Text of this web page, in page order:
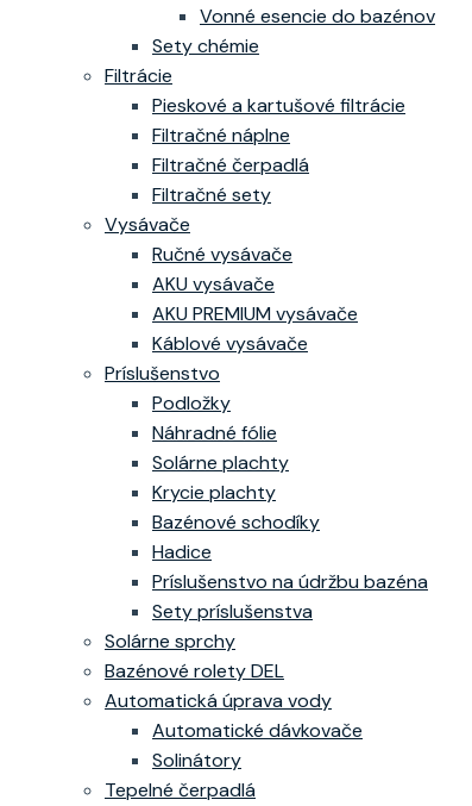
Vonné esencie do bazénov
Sety chémie
Filtrácie
Pieskové a kartušové filtrácie
Filtračné náplne
Filtračné čerpadlá
Filtračné sety
Vysávače
Ručné vysávače
AKU vysávače
AKU PREMIUM vysávače
Káblové vysávače
Príslušenstvo
Podložky
Náhradné fólie
Solárne plachty
Krycie plachty
Bazénové schodíky
Hadice
Príslušenstvo na údržbu bazéna
Sety príslušenstva
Solárne sprchy
Bazénové rolety DEL
Automatická úprava vody
Automatické dávkovače
Solinátory
Tepelné čerpadlá